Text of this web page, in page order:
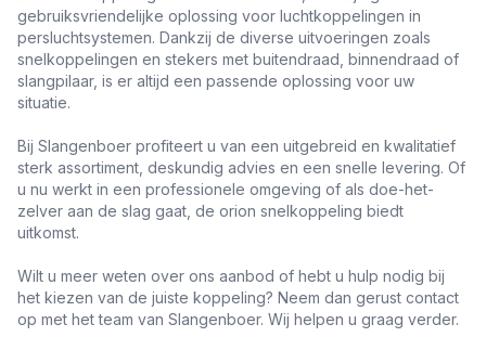
gebruiksvriendelijke oplossing voor luchtkoppelingen in
persluchtsystemen. Dankzij de diverse uitvoeringen zoals
snelkoppelingen en stekers met buitendraad, binnendraad of
slangpilaar, is er altijd een passende oplossing voor uw
situatie.
Bij Slangenboer profiteert u van een uitgebreid en kwalitatief
sterk assortiment, deskundig advies en een snelle levering. Of
u nu werkt in een professionele omgeving of als doe-het-
zelver aan de slag gaat, de orion snelkoppeling biedt
uitkomst.
Wilt u meer weten over ons aanbod of hebt u hulp nodig bij
het kiezen van de juiste koppeling? Neem dan gerust contact
op met het team van Slangenboer. Wij helpen u graag verder.